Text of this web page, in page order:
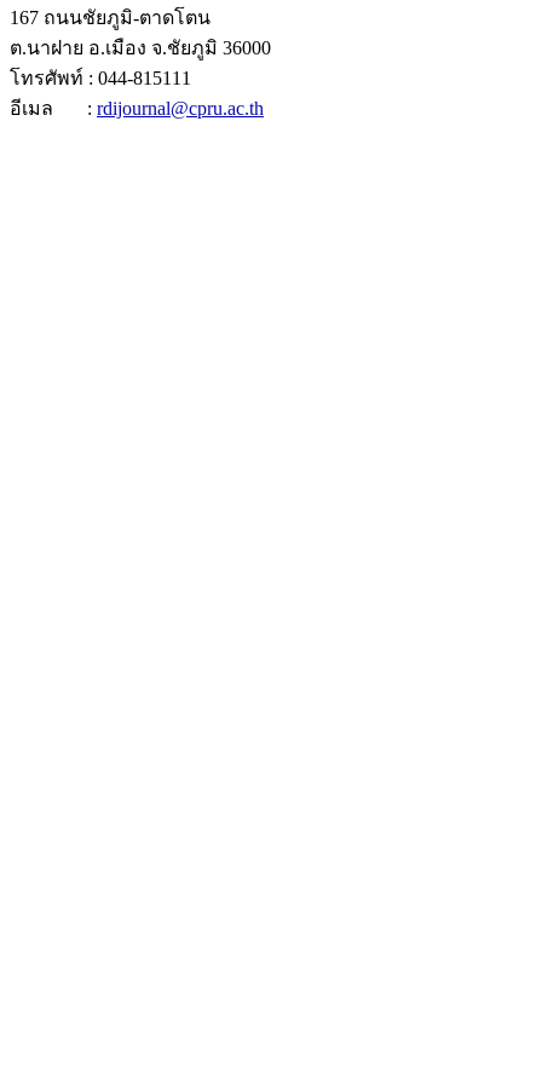
167 ถนนชัยภูมิ-ตาดโตน
ต.นาฝาย อ.เมือง จ.ชัยภูมิ 36000
โทรศัพท์ : 044-815111
อีเมล : rdijournal@cpru.ac.th